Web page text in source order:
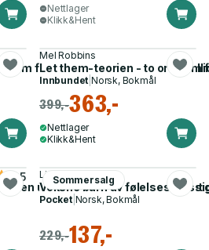
Nettlager
Klikk&Hent
som forandrer livet ditt, og som
Mel Robbins
Let them-teorien - to ord som
Innbundet |Norsk, Bokmål
399,-363,-
Nettlager
Klikk&Hent
- en uventet tilnærming til å leve et
4.5 Sommersalg
Lindsay C. Gibson
Voksne barn av
Pocket| Norsk, Bokmål
229,-137,-